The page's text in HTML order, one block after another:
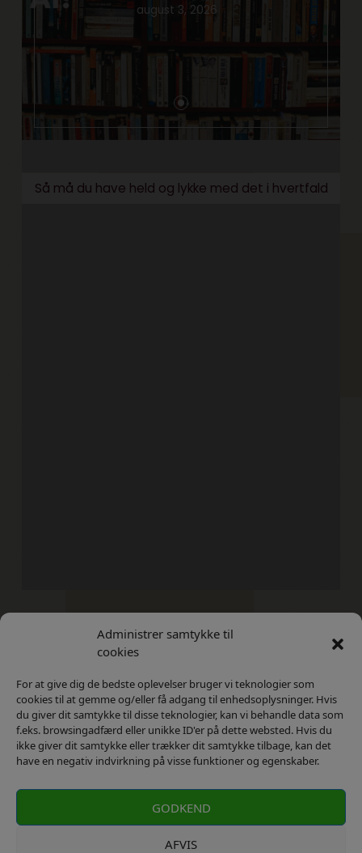
Administrer samtykke til
cookies
For at give dig de bedste oplevelser bruger vi teknologier som
cookies til at gemme og/eller få adgang til enhedsoplysninger. Hvis
du giver dit samtykke til disse teknologier, kan vi behandle data som
f.eks. browsingadfærd eller unikke ID'er på dette websted. Hvis du
ikke giver dit samtykke eller trækker dit samtykke tilbage, kan det
have en negativ indvirkning på visse funktioner og egenskaber.
GODKEND
AFVIS
august 3, 2026
Så må du have held og lykke med det i hvertfald
Kontakt